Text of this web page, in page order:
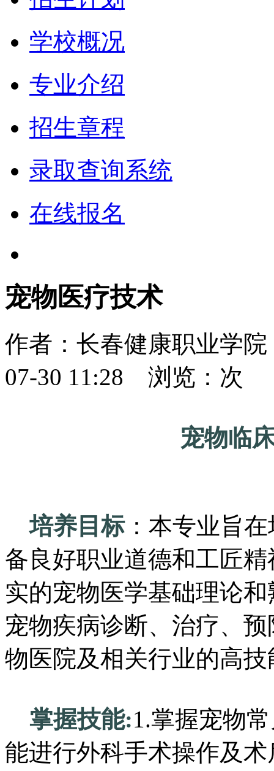
学校概况
专业介绍
招生章程
录取查询系统
在线报名
宠物医疗技术
作者： 长春健康职业
07-30 11:28 浏览： 次
宠物临
培养目标：本专业旨
备良好职业道德和工匠
实的宠物医学基础理论
宠物疾病诊断、治疗、
物医院及相关行业的高
掌握技能:1.掌握宠物
能进行外科手术操作及